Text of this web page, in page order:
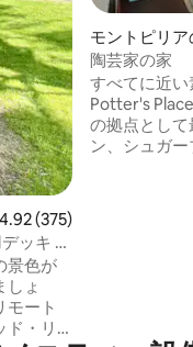
ュー375件、5つ星中
4.92 (375)
ッキ +
景色が
ょ
モート
ド・リ
モントピリア
アパート
陶芸家の家
すべてに近
Potter's
の拠点として最適です
ン、シュガ